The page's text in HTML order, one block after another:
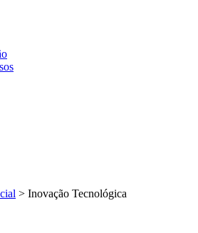
> Inovação Tecnológica